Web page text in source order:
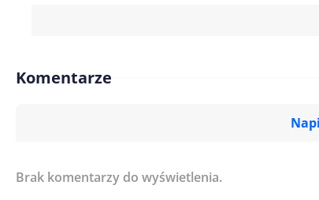
Komentarze
Imię/ Nick*
Brak komentarzy do wyświetlenia.